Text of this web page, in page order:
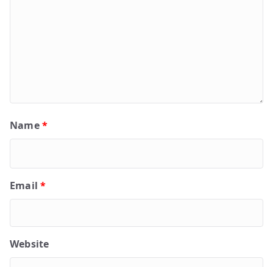
Name*
Email*
Website